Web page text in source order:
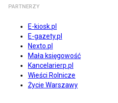
PARTNERZY
E-kiosk.pl
E-gazety.pl
Nexto.pl
Mała księgowość
Kancelarierp.pl
Wieści Rolnicze
Życie Warszawy